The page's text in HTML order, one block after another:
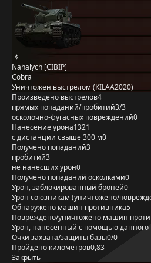
Nahalych [CIBIP]
Cobra
Уничтожен выстрелом (KILAA2020)
Произведено выстрелов4
прямых попаданий/пробитий3/3
осколочно-фугасных повреждений0
Нанесение урона1321
с дистанции свыше 300 м0
Получено попаданий3
пробитий3
не нанёсших урон0
Получено попаданий осколками0
Урон, заблокированный бронёй0
Урон союзникам (уничтожено/
Обнаружено машин противника5
Повреждено/уничтожено машин
Урон, нанесённый с помощью данного
Очки захвата/защиты базы0/0
Пройдено километров0,83
Закрыть